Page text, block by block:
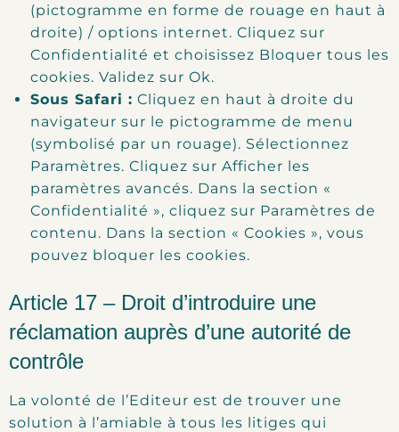
(pictogramme en forme de rouage en haut à
droite) / options internet. Cliquez sur
Confidentialité et choisissez Bloquer tous les
cookies. Validez sur Ok.
Sous Safari : Cliquez en haut à droite du
navigateur sur le pictogramme de menu
(symbolisé par un rouage). Sélectionnez
Paramètres. Cliquez sur Afficher les
paramètres avancés. Dans la section «
Confidentialité », cliquez sur Paramètres de
contenu. Dans la section « Cookies », vous
pouvez bloquer les cookies.
Article 17 – Droit d’introduire une
réclamation auprès d’une autorité de
contrôle
La volonté de l’Editeur est de trouver une
solution à l’amiable à tous les litiges qui